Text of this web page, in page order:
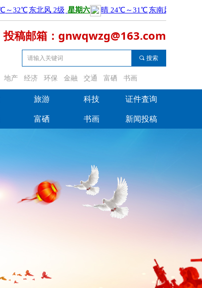
끠 搜索
投稿邮箱：gnwqwzg@163.com
地产 经济 环保 金融 交通 富硒 书画
旅游
旅游
科技
科技
证件査询
证件査询
富硒
书画
新闻投稿